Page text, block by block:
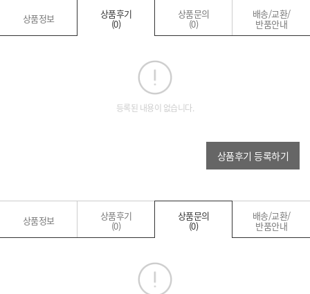
상품정보 상품후기
(0)
상품문의
(0)
배송/교환/
반품안내
등록된 내용이 없습니다.
상품후기 등록하기
상품정보 상품후기
(0)
상품문의
(0)
배송/교환/
반품안내